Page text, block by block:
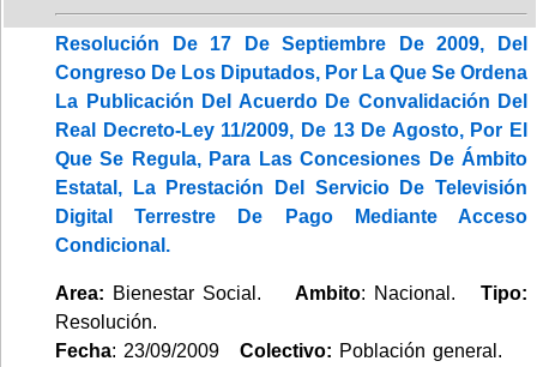
Resolución De 17 De Septiembre De 2009, Del
Congreso De Los Diputados, Por La Que Se Ordena
La Publicación Del Acuerdo De Convalidación Del
Real Decreto-Ley 11/2009, De 13 De Agosto, Por El
Que Se Regula, Para Las Concesiones De Ámbito
Estatal, La Prestación Del Servicio De Televisión
Digital Terrestre De Pago Mediante Acceso
Condicional.
Area: Bienestar Social. Ambito: Nacional. Tipo:
Resolución.
Fecha: 23/09/2009Colectivo: Población general.